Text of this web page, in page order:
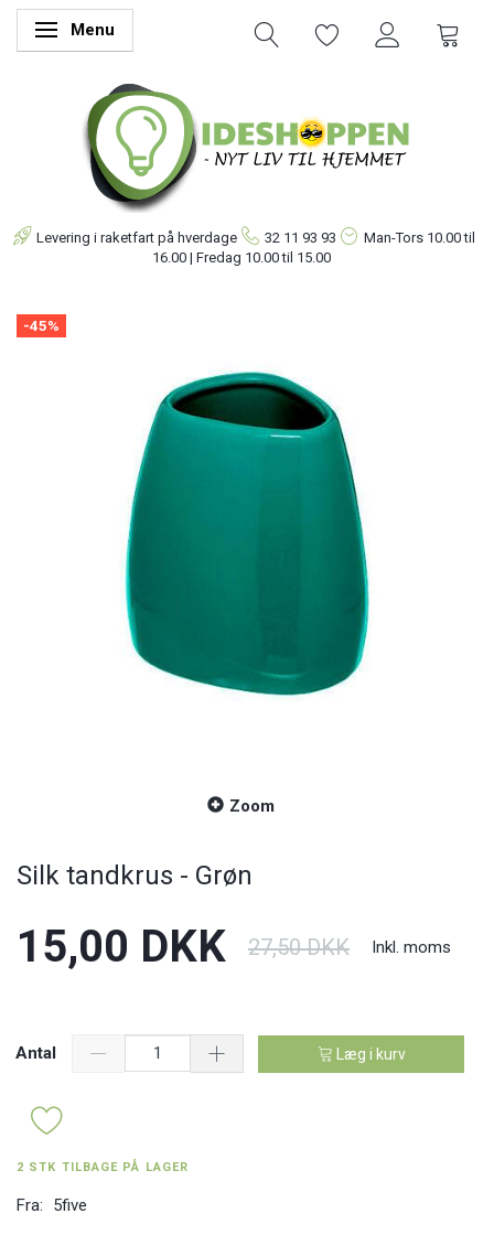
Skifte navigation
Menu
Levering i raketfart på hverdage 32 11 93 93 Man-Tors 10.00 til
16.00 | Fredag 10.00 til 15.00
-45%
Zoom
Silk tandkrus - Grøn
15,00 DKK 27,50 DKK Inkl. moms
Antal Læg i kurv
2 STK TILBAGE PÅ LAGER
Fra: 5five